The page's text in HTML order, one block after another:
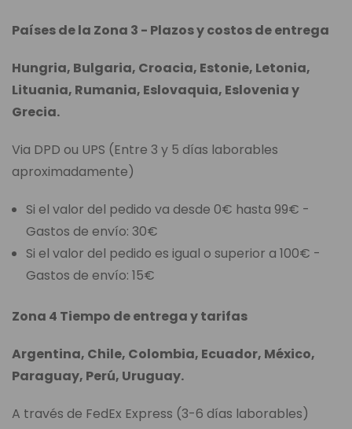
Países de la Zona 3 - Plazos y costos de entrega
Hungria, Bulgaria, Croacia, Estonie, Letonia,
Lituania, Rumania, Eslovaquia, Eslovenia y
Grecia.
Via DPD ou UPS (Entre 3 y 5 días laborables
aproximadamente)
Si el valor del pedido va desde 0€ hasta 99€ -
Gastos de envío: 30€
Si el valor del pedido es igual o superior a 100€ -
Gastos de envío: 15€
Zona 4 Tiempo de entrega y tarifas
Argentina, Chile, Colombia, Ecuador, México,
Paraguay, Perú, Uruguay.
A través de FedEx Express (3-6 días laborables)